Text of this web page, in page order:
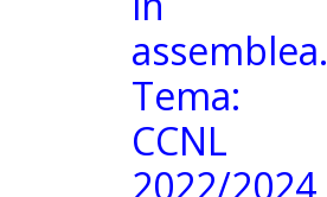
assemblea.
Tema:
CCNL
2022/2024